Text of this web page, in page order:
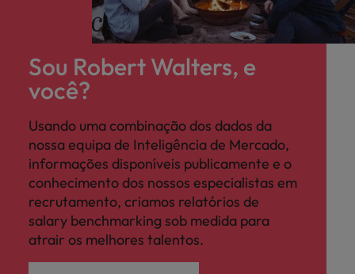
Sou Robert Walters, e
você?
Usando uma combinação dos dados da
nossa equipa de Inteligência de Mercado,
informações disponíveis publicamente e o
conhecimento dos nossos especialistas em
recrutamento, criamos relatórios de
salary benchmarking sob medida para
atrair os melhores talentos.